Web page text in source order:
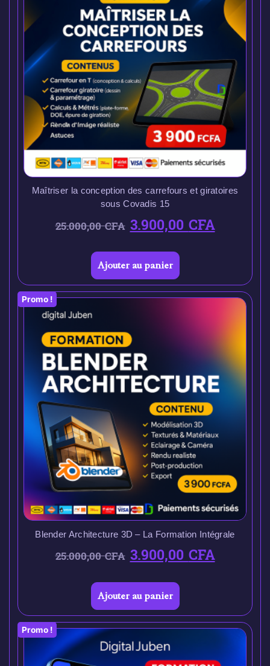
Maîtriser la conception des carrefours et giratoires
sous Covadis 15
25.000,00CFA 3.900,00CFA
Ajouter au panier
Promo !
Blender Architecture 3D – La Formation Intégrale
25.000,00CFA 3.900,00CFA
Ajouter au panier
Promo !